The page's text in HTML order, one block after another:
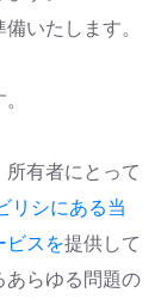
いたします。
有者にとって
リシにある当
ビスを提供して
あらゆる問題の